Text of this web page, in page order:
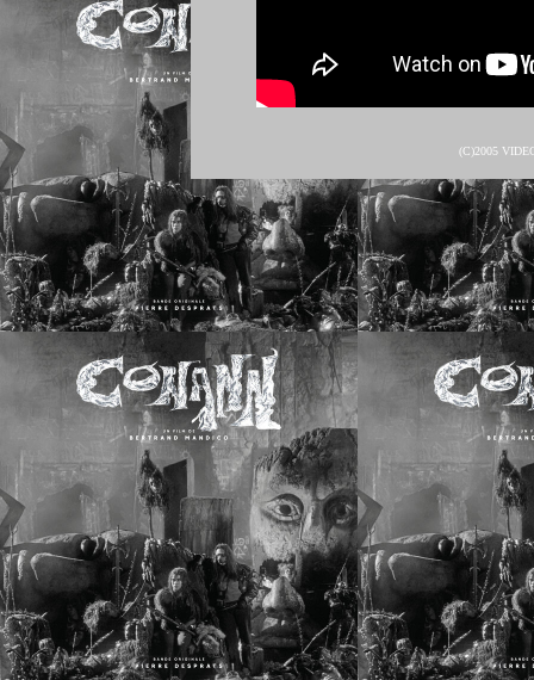
(C)2005